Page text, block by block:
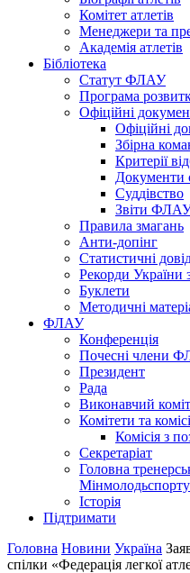
Комітет атлетів
Менеджери та
Академія атлетів
Бібліотека
Статут ФЛАУ
Програма
Офіційні
Офіційні
Збірна
Критерії
Документи
Суддівство
Звіти
Правила змагань
Анти-допінг
Статистичні
Рекорди України
Буклети
Методичні
ФЛАУ
Конференція
Почесні члени
Президент
Рада
Виконавчий
Комітети та
Комісія з
Секретаріат
Головна
Мінмолодьспорту
Історія
Підтримати
Головна Новини Україна
спілки «Федерація легкої